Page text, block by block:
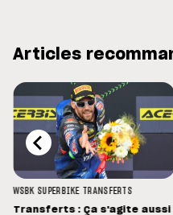
Articles
WSBK SUPERBIKE TRANSFERTS
Transferts : Ça s'agite aussi